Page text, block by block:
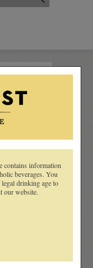
contains information
beverages. You
drinking age to
our website.